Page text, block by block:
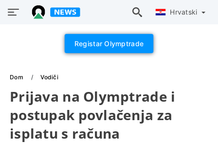
Hrvatski
Registar Olymptrade
Dom Vodiči
Prijava na Olymptrade i
postupak povlačenja za
isplatu s računa